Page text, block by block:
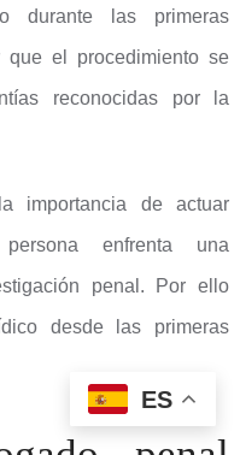
durante las primeras
que el procedimiento se
reconocidas por la
importancia de actuar
enfrenta una
penal. Por ello
desde las primeras
ES